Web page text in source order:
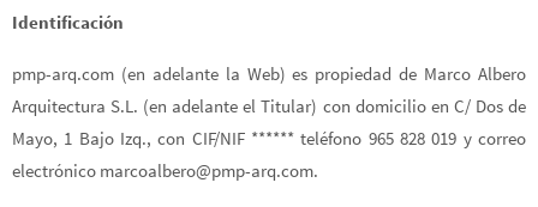
Identificación
pmp-arq.com (en adelante la Web) es propiedad de Marco Albero
Arquitectura S.L. (en adelante el Titular) con domicilio en C/ Dos de
Mayo, 1 Bajo Izq., con CIF/NIF ****** teléfono 965 828 019 y correo
electrónico marcoalbero@pmp-arq.com.